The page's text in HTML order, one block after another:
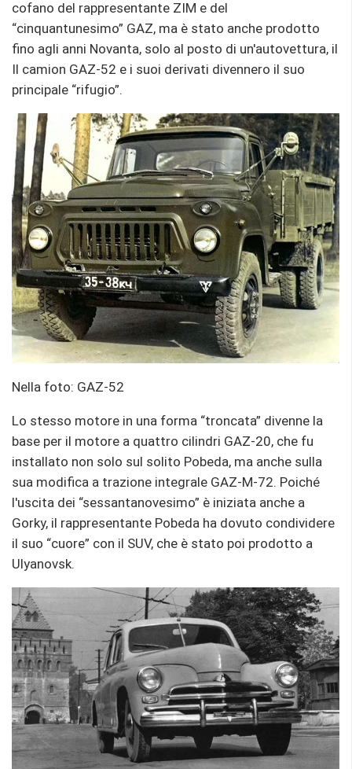
cofano del rappresentante ZIM e del
“cinquantunesimo” GAZ, ma è stato anche prodotto
fino agli anni Novanta, solo al posto di un'autovettura, il
Il camion GAZ-52 e i suoi derivati ​​divennero il suo
principale “rifugio”.
Nella foto: GAZ-52
Lo stesso motore in una forma “troncata” divenne la
base per il motore a quattro cilindri GAZ-20, che fu
installato non solo sul solito Pobeda, ma anche sulla
sua modifica a trazione integrale GAZ-M-72. Poiché
l'uscita dei “sessantanovesimo” è iniziata anche a
Gorky, il rappresentante Pobeda ha dovuto condividere
il suo “cuore” con il SUV, che è stato poi prodotto a
Ulyanovsk.